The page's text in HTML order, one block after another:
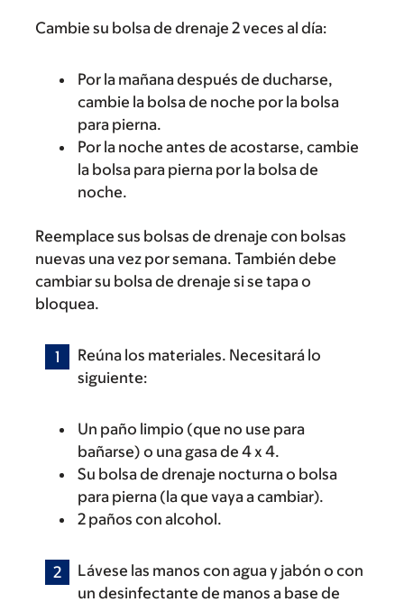
Cambie su bolsa de drenaje 2 veces al día:
Por la mañana después de ducharse,
cambie la bolsa de noche por la bolsa
para pierna.
Por la noche antes de acostarse, cambie
la bolsa para pierna por la bolsa de
noche.
Reemplace sus bolsas de drenaje con bolsas
nuevas una vez por semana. También debe
cambiar su bolsa de drenaje si se tapa o
bloquea.
Reúna los materiales. Necesitará lo
siguiente:
Un paño limpio (que no use para
bañarse) o una gasa de 4 x 4.
Su bolsa de drenaje nocturna o bolsa
para pierna (la que vaya a cambiar).
2 paños con alcohol.
Lávese las manos con agua y jabón o con
un desinfectante de manos a base de